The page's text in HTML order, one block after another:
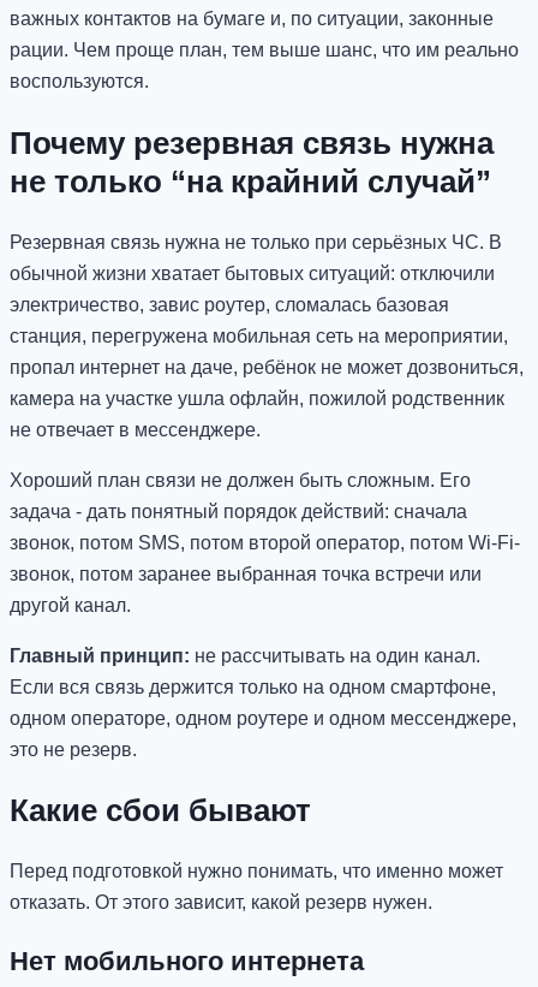
важных контактов на бумаге и, по ситуации, законные
рации. Чем проще план, тем выше шанс, что им реально
воспользуются.
Почему резервная связь нужна
не только “на крайний случай”
Резервная связь нужна не только при серьёзных ЧС. В
обычной жизни хватает бытовых ситуаций: отключили
электричество, завис роутер, сломалась базовая
станция, перегружена мобильная сеть на мероприятии,
пропал интернет на даче, ребёнок не может дозвониться,
камера на участке ушла офлайн, пожилой родственник
не отвечает в мессенджере.
Хороший план связи не должен быть сложным. Его
задача - дать понятный порядок действий: сначала
звонок, потом SMS, потом второй оператор, потом Wi-Fi-
звонок, потом заранее выбранная точка встречи или
другой канал.
Главный принцип: не рассчитывать на один канал.
Если вся связь держится только на одном смартфоне,
одном операторе, одном роутере и одном мессенджере,
это не резерв.
Какие сбои бывают
Перед подготовкой нужно понимать, что именно может
отказать. От этого зависит, какой резерв нужен.
Нет мобильного интернета